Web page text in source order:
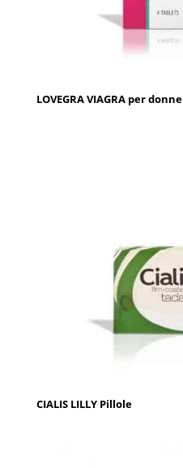
LOVEGRA VIAGRA per donne
CIALIS LILLY Pillole